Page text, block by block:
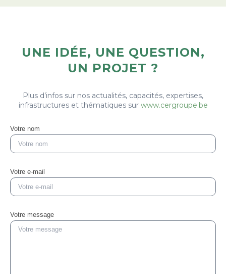
UNE IDÉE, UNE QUESTION,
UN PROJET ?
Plus d’infos sur nos actualités, capacités, expertises,
infrastructures et thématiques sur www.cergroupe.be
Votre nom
Votre e-mail
Votre message